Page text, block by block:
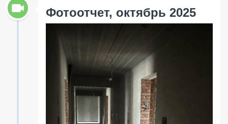
Фотоотчет, октябрь 2025